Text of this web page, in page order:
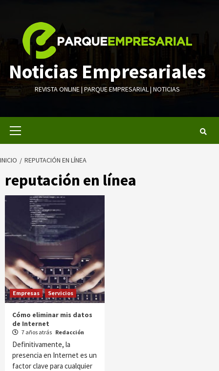
contenido
Noticias Empresariales
REVISTA ONLINE | PARQUE EMPRESARIAL | NOTICIAS
INICIO REPUTACIÓN EN LÍNEA
reputación en línea
Empresas Servicios
Cómo eliminar mis datos
de Internet
7 años atrás Redacción
Definitivamente, la
presencia en Internet es un
factor clave para cualquier